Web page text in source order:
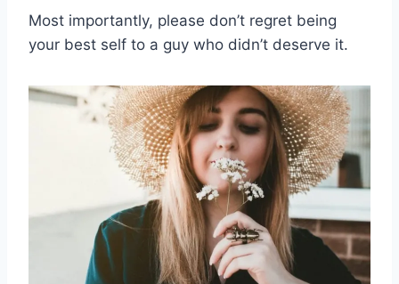
Most importantly, please don’t regret being
your best self to a guy who didn’t deserve it.